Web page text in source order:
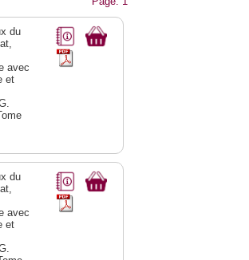
du
avec
et
du
avec
et